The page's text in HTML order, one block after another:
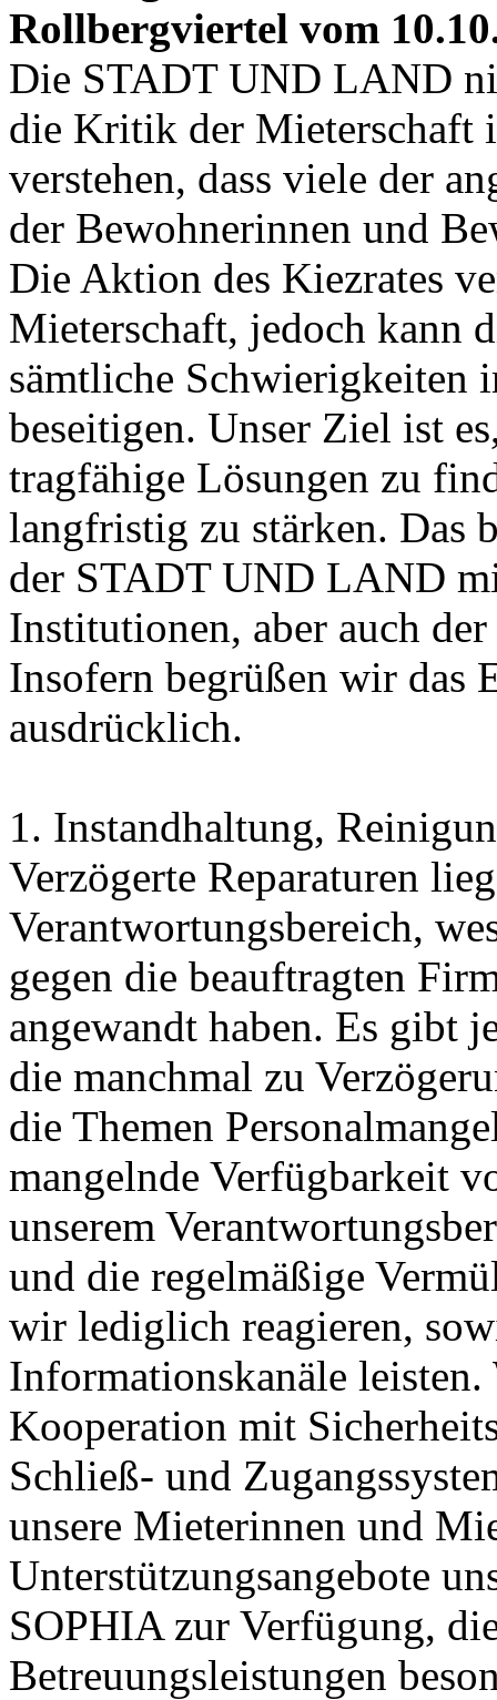
Rollbergviertel vom
Die STADT UND LAND
die Kritik der Mieterschaft
verstehen, dass viele der
der Bewohnerinnen und
Die Aktion des Kiezrates
Mieterschaft, jedoch kann
sämtliche Schwierigkeiten
beseitigen. Unser Ziel ist
tragfähige Lösungen zu
langfristig zu stärken. Das
der STADT UND LAND
Institutionen, aber auch
Insofern begrüßen wir das
ausdrücklich.
1. Instandhaltung,
Verzögerte Reparaturen
Verantwortungsbereich,
gegen die beauftragten
angewandt haben. Es gibt
die manchmal zu
die Themen
mangelnde Verfügbarkeit
unserem
und die regelmäßige
wir lediglich reagieren,
Informationskanäle
Kooperation mit
Schließ- und
unsere Mieterinnen und
Unterstützungsangebote
SOPHIA zur Verfügung,
Betreuungsleistungen